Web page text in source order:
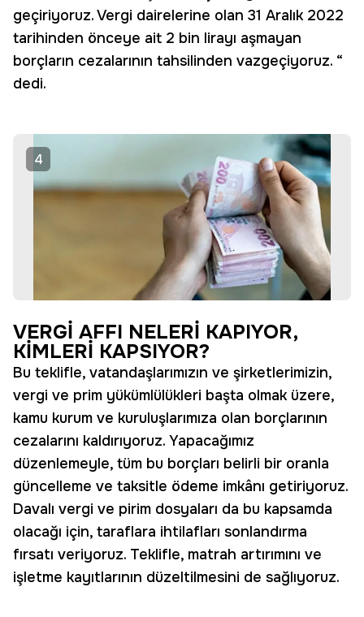
geçiriyoruz. Vergi dairelerine olan 31 Aralık 2022
tarihinden önceye ait 2 bin lirayı aşmayan
borçların cezalarının tahsilinden vazgeçiyoruz. “
dedi.
4
VERGİ AFFI NELERİ KAPIYOR,
KİMLERİ KAPSIYOR?
Bu teklifle, vatandaşlarımızın ve şirketlerimizin,
vergi ve prim yükümlülükleri başta olmak üzere,
kamu kurum ve kuruluşlarımıza olan borçlarının
cezalarını kaldırıyoruz. Yapacağımız
düzenlemeyle, tüm bu borçları belirli bir oranla
güncelleme ve taksitle ödeme imkânı getiriyoruz.
Davalı vergi ve pirim dosyaları da bu kapsamda
olacağı için, taraflara ihtilafları sonlandırma
fırsatı veriyoruz. Teklifle, matrah artırımını ve
işletme kayıtlarının düzeltilmesini de sağlıyoruz.